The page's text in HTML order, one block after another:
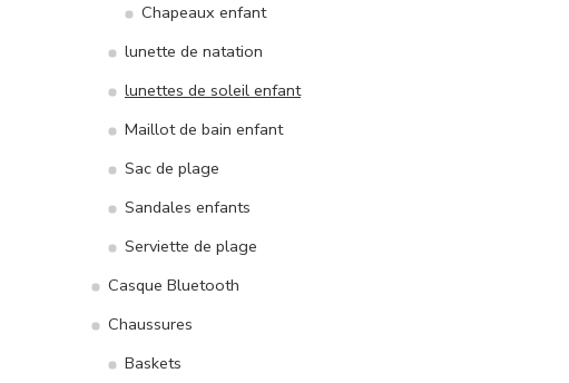
Chapeaux enfant
lunette de natation
lunettes de soleil enfant
Maillot de bain enfant
Sac de plage
Sandales enfants
Serviette de plage
Casque Bluetooth
Chaussures
Baskets